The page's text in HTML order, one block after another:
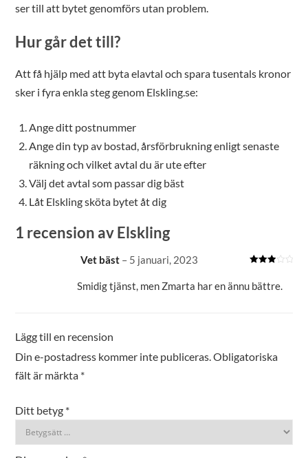
ser till att bytet genomförs utan problem.
Hur går det till?
Att få hjälp med att byta elavtal och spara tusentals kronor
sker i fyra enkla steg genom Elskling.se:
Ange ditt postnummer
Ange din typ av bostad, årsförbrukning enligt senaste
räkning och vilket avtal du är ute efter
Välj det avtal som passar dig bäst
Låt Elskling sköta bytet åt dig
1 recension avElskling
Vet bäst – 5 januari, 2023
Smidig tjänst, men Zmarta har en ännu bättre.
Lägg till en recension
Din e-postadress kommer inte publiceras. Obligatoriska
fält är märkta *
Ditt betyg *